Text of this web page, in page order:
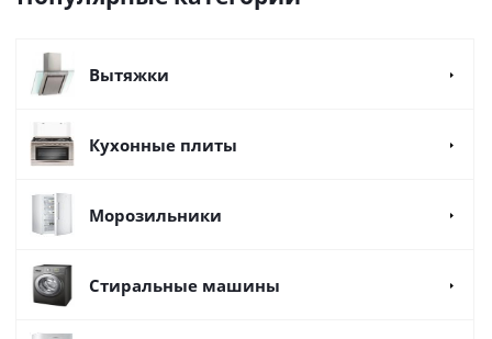
Вытяжки
Кухонные плиты
Морозильники
Стиральные машины